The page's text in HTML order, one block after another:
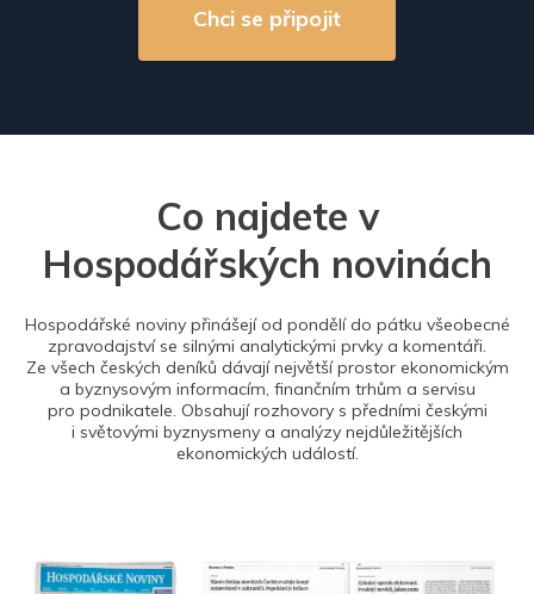
Chci se připojit
Co najdete v
Hospodářských novinách
Hospodářské noviny přinášejí od pondělí do pátku všeobecné
zpravodajství se silnými analytickými prvky a komentáři.
Ze všech českých deníků dávají největší prostor ekonomickým
a byznysovým informacím, finančním trhům a servisu
pro podnikatele. Obsahují rozhovory s předními českými
i světovými byznysmeny a analýzy nejdůležitějších
ekonomických událostí.